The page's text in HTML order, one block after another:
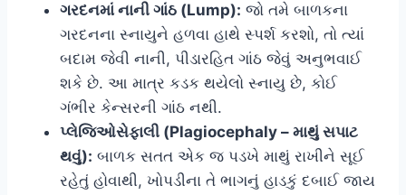
ગરદનમાં નાની ગાંઠ (Lump): જો તમે બાળકના
ગરદનના સ્નાયુને હળવા હાથે સ્પર્શ કરશો, તો ત્યાં
બદામ જેવી નાની, પીડારહિત ગાંઠ જેવું અનુભવાઈ
શકે છે. આ માત્ર કડક થયેલો સ્નાયુ છે, કોઈ
ગંભીર કેન્સરની ગાંઠ નથી.
પ્લેજિઓસેફાલી (Plagiocephaly – માથું સપાટ
થવું): બાળક સતત એક જ પડખે માથું રાખીને સૂઈ
રહેતું હોવાથી, ખોપડીના તે ભાગનું હાડકું દબાઈ જાય